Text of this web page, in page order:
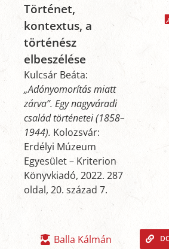
Történet,
kontextus, a
történész
elbeszélése
Kulcsár Beáta:
„Adónyomorítás miatt
zárva”. Egy nagyváradi
család történetei (1858–
1944). Kolozsvár:
Erdélyi Múzeum
Egyesület – Kriterion
Könyvkiadó, 2022. 287
oldal, 20. század 7.
Balla Kálmán